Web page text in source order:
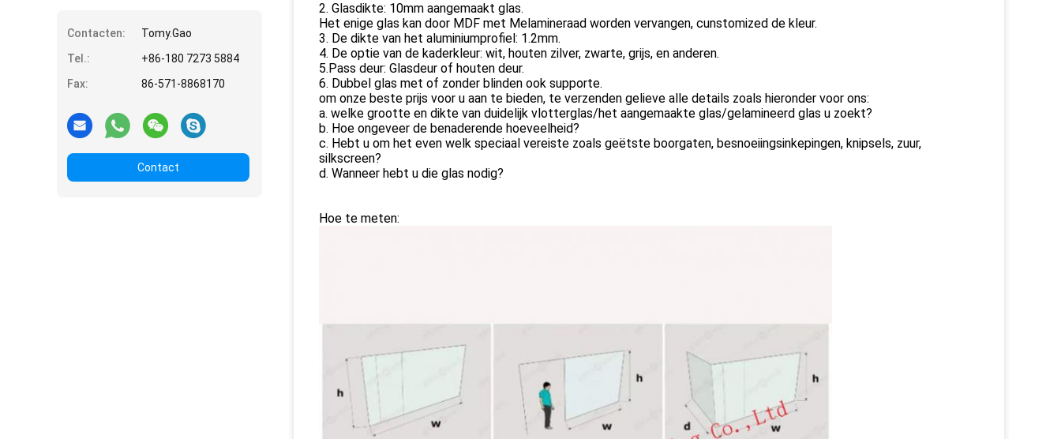
Contacten:
Tomy.Gao
Tel.:
+86-180 7273 5884
Fax:
86-571-8868170
Contact
2. Glasdikte: 10mm aangemaakt glas.
Het enige glas kan door MDF met Melamineraad worden vervangen, cunstomized de kleur.
3. De dikte van het aluminiumprofiel: 1.2mm.
4. De optie van de kaderkleur: wit, houten zilver, zwarte, grijs, en anderen.
5.Pass deur: Glasdeur of houten deur.
6. Dubbel glas met of zonder blinden ook supporte.
om onze beste prijs voor u aan te bieden, te verzenden gelieve alle details zoals hieronder voor ons:
a. welke grootte en dikte van duidelijk vlotterglas/het aangemaakte glas/gelamineerd glas u zoekt?
b. Hoe ongeveer de benaderende hoeveelheid?
c. Hebt u om het even welk speciaal vereiste zoals geëtste boorgaten, besnoeiingsinkepingen, knipsels, zuur,
silkscreen?
d. Wanneer hebt u die glas nodig?
Hoe te meten: